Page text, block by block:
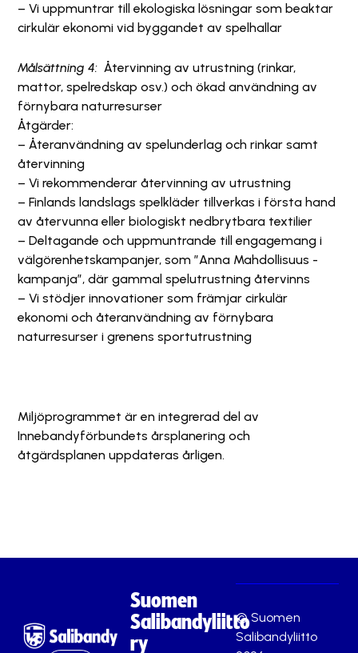
– Vi uppmuntrar till ekologiska lösningar som beaktar
cirkulär ekonomi vid byggandet av spelhallar
Målsättning 4: Återvinning av utrustning (rinkar,
mattor, spelredskap osv.) och ökad användning av
förnybara naturresurser
Åtgärder:
– Återanvändning av spelunderlag och rinkar samt
återvinning
– Vi rekommenderar återvinning av utrustning
– Finlands landslags spelkläder tillverkas i första hand
av återvunna eller biologiskt nedbrytbara textilier
– Deltagande och uppmuntrande till engagemang i
välgörenhetskampanjer, som ”Anna Mahdollisuus -
kampanja”, där gammal spelutrustning återvinns
– Vi stödjer innovationer som främjar cirkulär
ekonomi och återanvändning av förnybara
naturresurser i grenens sportutrustning
Miljöprogrammet är en integrerad del av
Innebandyförbundets årsplanering och
åtgärdsplanen uppdateras årligen.
Suomen
Salibandyliitto
ry
© Suomen
Salibandyliitto